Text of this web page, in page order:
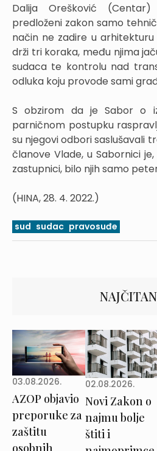
Dalija Orešković
predloženi zakon samo
način ne zadire u arhitekturu
drži tri koraka, među njima
sudaca te kontrolu nad
odluka koju provode sami
S obzirom da je Sabor o
parničnom postupku
su njegovi odbori saslušavali
članove Vlade, u Sabornici
zastupnici, bilo njih samo
(HINA, 28. 4. 2022.)
sud sudac pravosuđe
03.08.2026.
AZOP objavio
preporuke za
zaštitu
osobnih
02.08.2026.
Novi Zakon o
najmu bolje
štiti i